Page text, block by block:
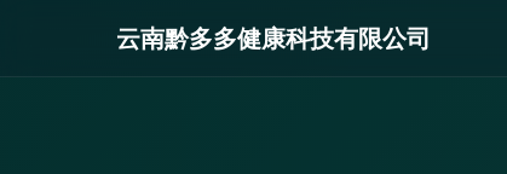
云南黔多多健康科技有限公司